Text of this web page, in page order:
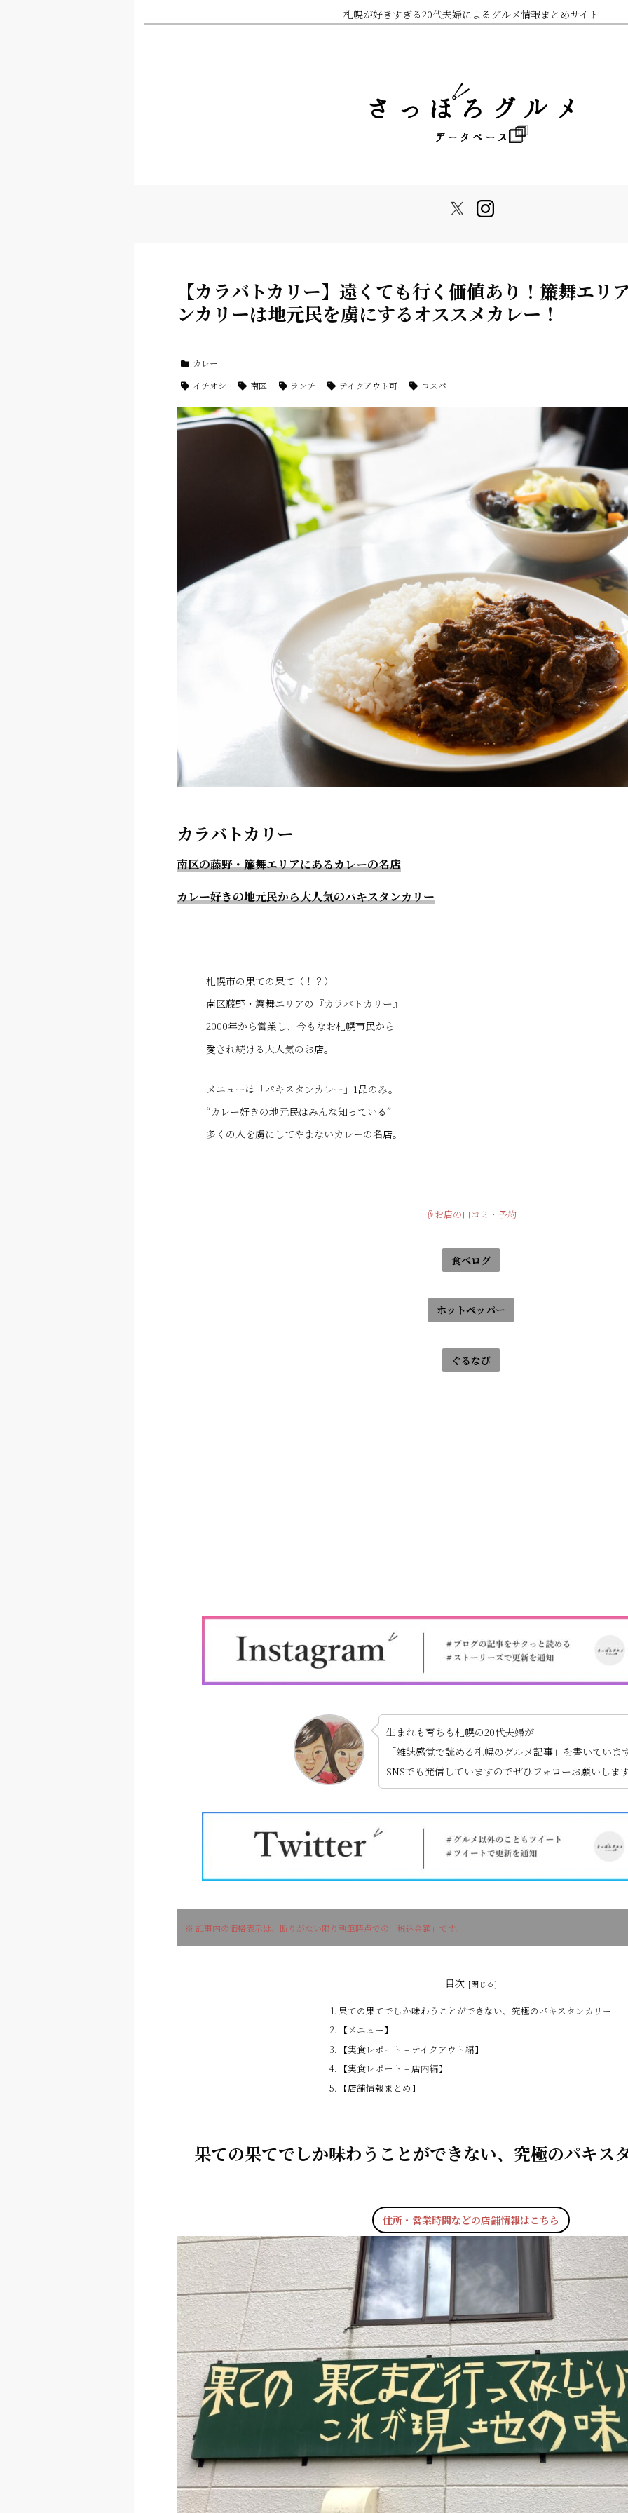
札幌が好きすぎる20代夫婦によるグルメ情報まとめサイト
【カラバトカリー】遠くても行く価値あり！簾舞エリ
ンカリーは地元民を虜にするオススメカレー！
カレー
イチオシ
南区 ランチ テイクアウト可 コスパ
カラバトカリー
南区の藤野・簾舞エリアにあるカレーの名店
カレー好きの地元民から大人気のパキスタンカリー
札幌市の果ての果て（！？）
南区藤野・簾舞エリアの『カラバトカリー』
2000年から営業し、今もなお札幌市民から
愛され続ける大人気のお店。
メニューは「パキスタンカレー」1品のみ。
“カレー好きの地元民はみんな知っている”
多くの人を虜にしてやまないカレーの名店。
☟お店の口コミ・予約
食べログ
ホットペッパー
ぐるなび
生まれも育ちも札幌の20代夫婦が
「雑誌感覚で読める札幌のグルメ記事」を書いていま
SNSでも発信していますのでぜひフォローお願いしま
※ 記事内の価格表示は、断りがない限り執筆時点での「税込金額」です。
目次
果ての果てでしか味わうことができない、究極のパキスタンカリー
【メニュー】
【実食レポート – テイクアウト編】
【実食レポート – 店内編】
【店舗情報まとめ】
果ての果てでしか味わうことができない、究極のパキス
住所・営業時間などの店舗情報はこちら